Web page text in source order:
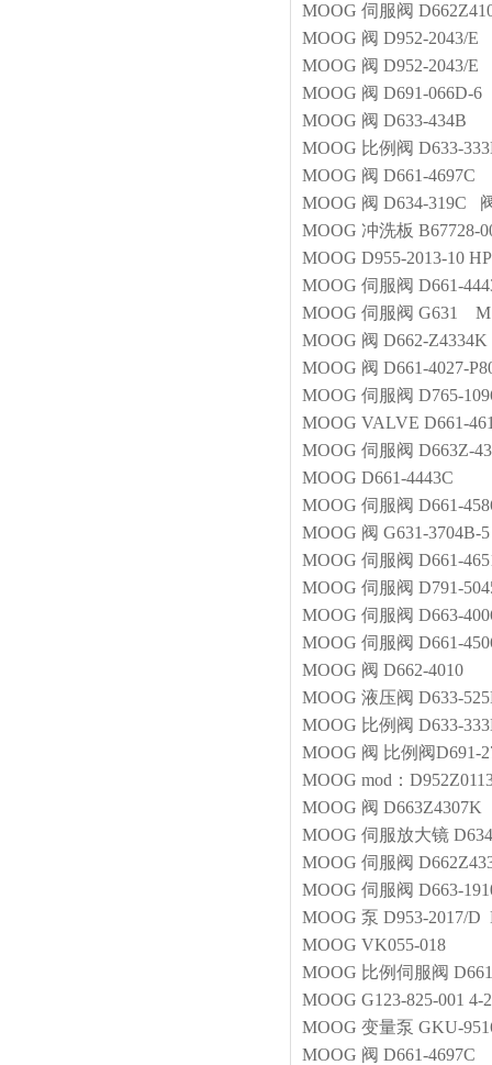
MOOG 伺服阀
MOOG 阀 D952-2043/E
MOOG 阀 D952-2043/E
MOOG 阀 D691-066D-6
MOOG 阀 D633-434B
MOOG 比例阀 D633-
MOOG 阀 D661-4697C
MOOG 阀 D634-319C
MOOG 冲洗板 B67728-
MOOG D955-2013-10
MOOG 伺服阀 D661-
MOOG 伺服阀 G631
MOOG 阀 D662-Z4334K
MOOG 阀 D661-4027-
MOOG 伺服阀 D765-
MOOG VALVE D661-
MOOG 伺服阀 D663Z-
MOOG D661-4443C
MOOG 伺服阀 D661-
MOOG 阀 G631-3704B-5
MOOG 伺服阀 D661-
MOOG 伺服阀 D791-
MOOG 伺服阀 D663-
MOOG 伺服阀 D661-
MOOG 阀 D662-4010
MOOG 液压阀 D633-
MOOG 比例阀 D633-
MOOG 阀 比例阀D691-
MOOG mod：
MOOG 阀 D663Z4307K
MOOG 伺服放大镜
MOOG 伺服阀
MOOG 伺服阀 D663-
MOOG 泵 D953-2017/D
MOOG VK055-018
MOOG 比例伺服阀
MOOG G123-825-001 4-
MOOG 变量泵 GKU-
MOOG 阀 D661-4697C